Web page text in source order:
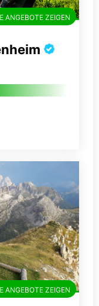
ANGEBOTE ZEIGEN
ANGEBOTE ZEIGEN